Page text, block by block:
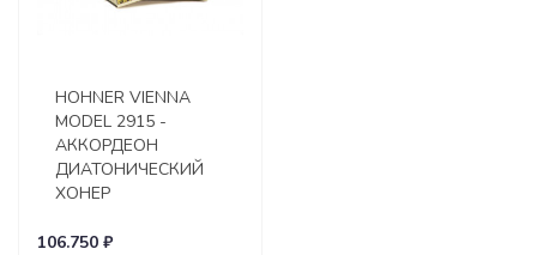
HOHNER VIENNA
MODEL 2915 -
АККОРДЕОН
ДИАТОНИЧЕСКИЙ
ХОНЕР
106.750 ₽